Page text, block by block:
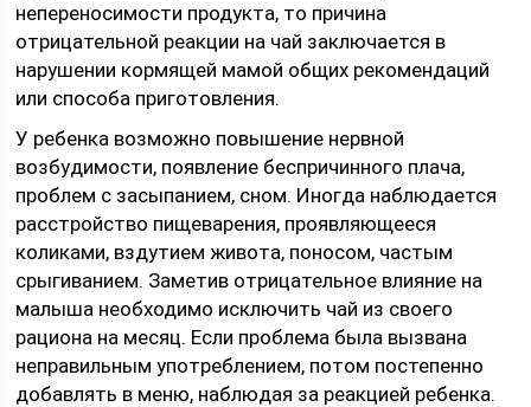
непереносимости продукта, то причина
отрицательной реакции на чай заключается в
нарушении кормящей мамой общих рекомендаций
или способа приготовления.
У ребенка возможно повышение нервной
возбудимости, появление беспричинного плача,
проблем с засыпанием, сном. Иногда наблюдается
расстройство пищеварения, проявляющееся
коликами, вздутием живота, поносом, частым
срыгиванием. Заметив отрицательное влияние на
малыша необходимо исключить чай из своего
рациона на месяц. Если проблема была вызвана
неправильным употреблением, потом постепенно
добавлять в меню, наблюдая за реакцией ребенка.